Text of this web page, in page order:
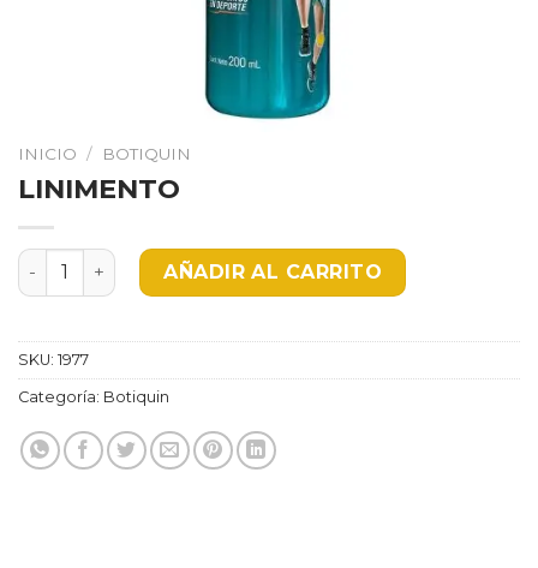
INICIO / BOTIQUIN
LINIMENTO
LINIMENTO cantidadAÑADIR AL CARRITO
SKU: 1977
Categoría: Botiquin